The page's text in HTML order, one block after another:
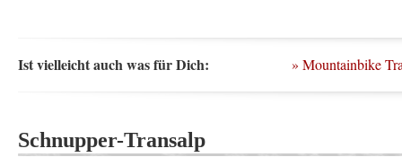
Ist vielleicht auch was für Dich: » Mountainbike
Schnupper-Transalp